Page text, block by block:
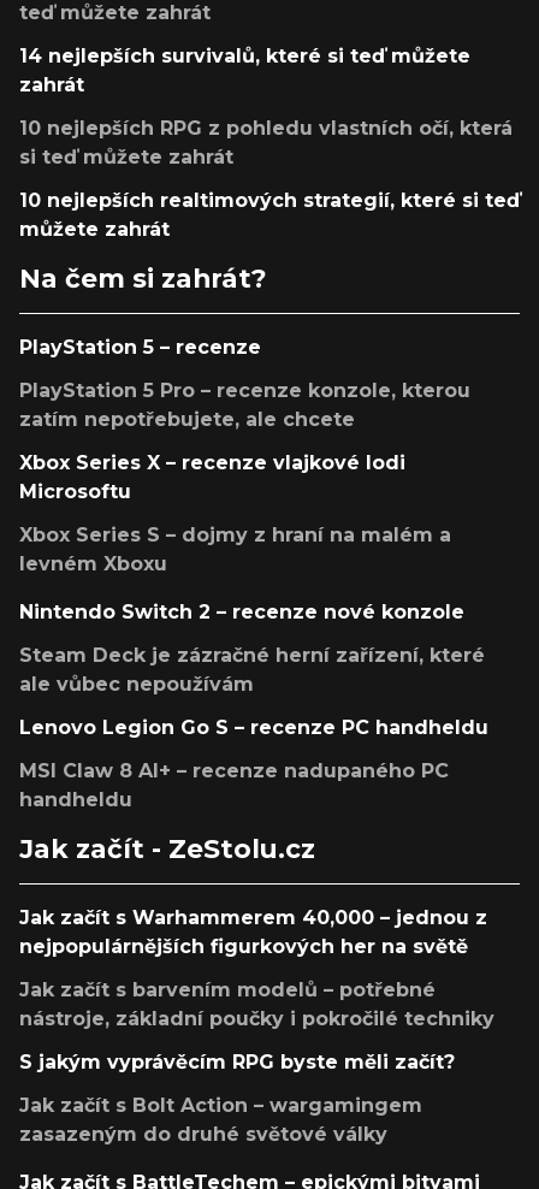
teď můžete zahrát
14 nejlepších survivalů, které si teď můžete
zahrát
10 nejlepších RPG z pohledu vlastních očí, která
si teď můžete zahrát
10 nejlepších realtimových strategií, které si teď
můžete zahrát
Na čem si zahrát?
PlayStation 5 – recenze
PlayStation 5 Pro – recenze konzole, kterou
zatím nepotřebujete, ale chcete
Xbox Series X – recenze vlajkové lodi
Microsoftu
Xbox Series S – dojmy z hraní na malém a
levném Xboxu
Nintendo Switch 2 – recenze nové konzole
Steam Deck je zázračné herní zařízení, které
ale vůbec nepoužívám
Lenovo Legion Go S – recenze PC handheldu
MSI Claw 8 AI+ – recenze nadupaného PC
handheldu
Jak začít - ZeStolu.cz
Jak začít s Warhammerem 40,000 – jednou z
nejpopulárnějších figurkových her na světě
Jak začít s barvením modelů – potřebné
nástroje, základní poučky i pokročilé techniky
S jakým vyprávěcím RPG byste měli začít?
Jak začít s Bolt Action – wargamingem
zasazeným do druhé světové války
Jak začít s BattleTechem – epickými bitvami